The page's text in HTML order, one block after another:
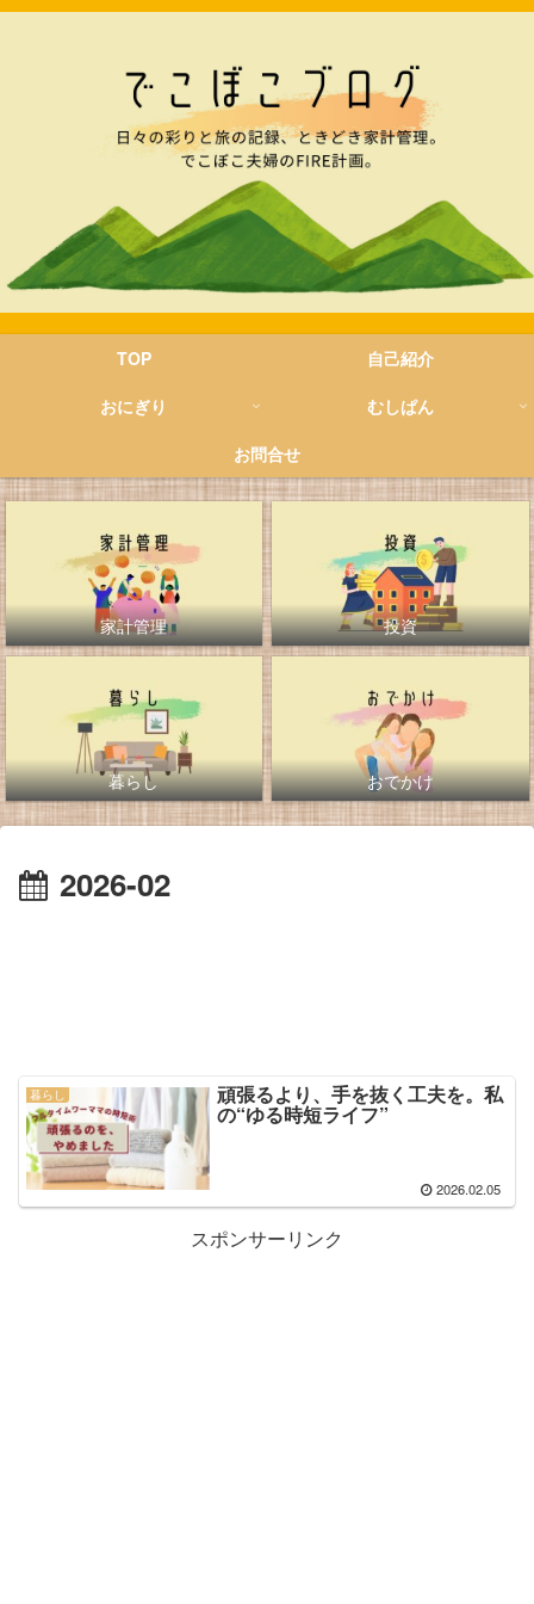
TOP
自己紹介
おにぎり
むしぱん
お問合せ
家計管理 投資
暮らし おでかけ
2026-02
暮らし 頑張るより、手を抜く工夫を。私
の“ゆる時短ライフ”
2026.02.05
スポンサーリンク